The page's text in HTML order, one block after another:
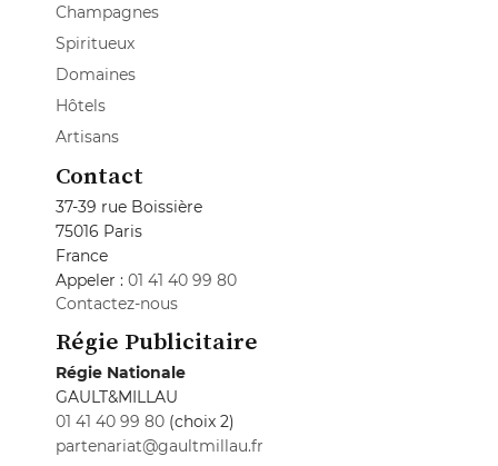
Champagnes
Spiritueux
Domaines
Hôtels
Artisans
Contact
37-39 rue Boissière
75016 Paris
France
Appeler : 01 41 40 99 80
Contactez-nous
Régie Publicitaire
Régie Nationale
GAULT&MILLAU
01 41 40 99 80 (choix 2)
partenariat@gaultmillau.fr